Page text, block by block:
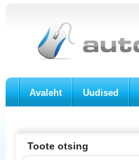
Avaleht Uudised
Toote otsing